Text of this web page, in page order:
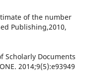
of the number
Publishing,2010,
Scholarly Documents
2014;9(5):e93949